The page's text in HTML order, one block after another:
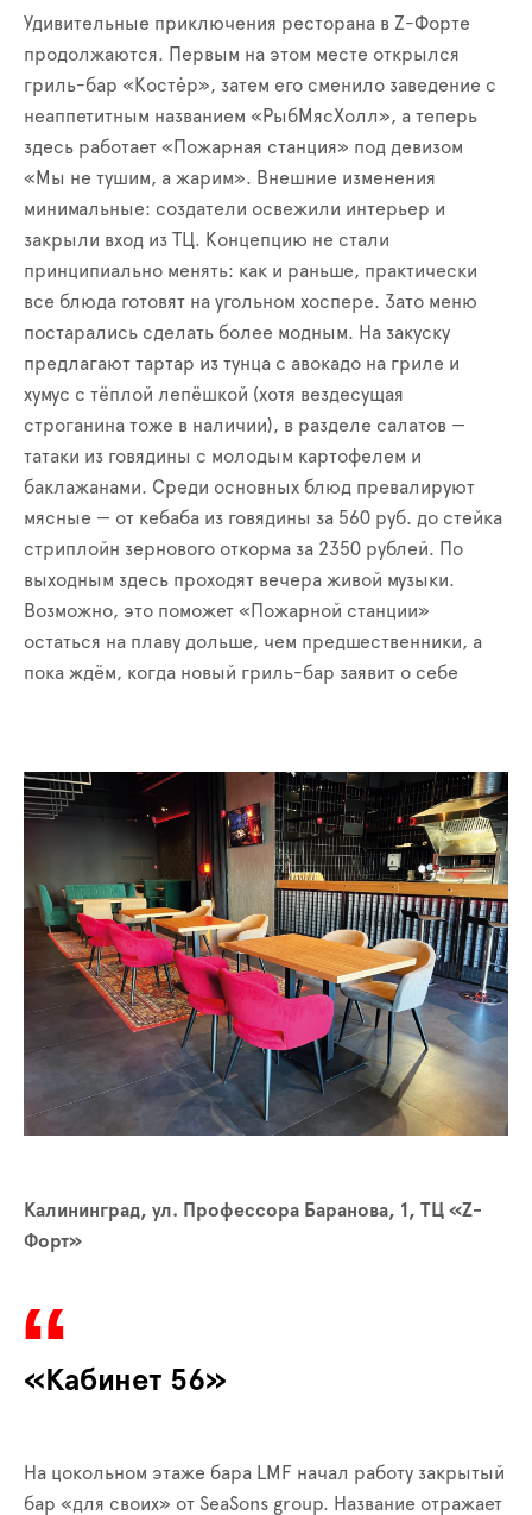
Удивительные приключения ресторана в Z-Форте
продолжаются. Первым на этом месте открылся
гриль-бар «Костėр», затем его сменило заведение с
неаппетитным названием «РыбМясХолл», а теперь
здесь работает «Пожарная станция» под девизом
«Мы не тушим, а жарим». Внешние изменения
минимальные: создатели освежили интерьер и
закрыли вход из ТЦ. Концепцию не стали
принципиально менять: как и раньше, практически
все блюда готовят на угольном хоспере. Зато меню
постарались сделать более модным. На закуску
предлагают тартар из тунца с авокадо на гриле и
хумус с тёплой лепёшкой (хотя вездесущая
строганина тоже в наличии), в разделе салатов —
татаки из говядины с молодым картофелем и
баклажанами. Среди основных блюд превалируют
мясные — от кебаба из говядины за 560 руб. до стейка
стриплойн зернового откорма за 2350 рублей. По
выходным здесь проходят вечера живой музыки.
Возможно, это поможет «Пожарной станции»
остаться на плаву дольше, чем предшественники, а
пока ждём, когда новый гриль-бар заявит о себе
Калининград, ул. Профессора Баранова, 1, ТЦ «Z-
Форт»
«Кабинет 56»
На цокольном этаже бара LMF начал работу закрытый
бар «для своих» от SeaSons group. Название отражает